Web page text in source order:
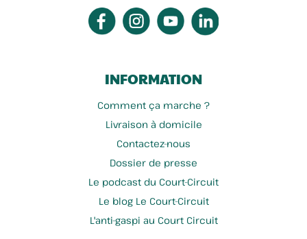
INFORMATION
Comment ça marche ?
Livraison à domicile
Contactez-nous
Dossier de presse
Le podcast du Court-Circuit
Le blog Le Court-Circuit
L'anti-gaspi au Court Circuit